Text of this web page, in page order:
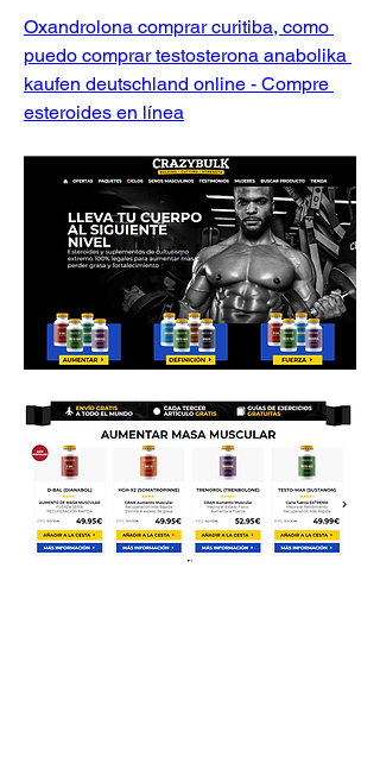
Oxandrolona comprar curitiba, como
puedo comprar testosterona anabolika
kaufen deutschland online - Compre
esteroides en línea